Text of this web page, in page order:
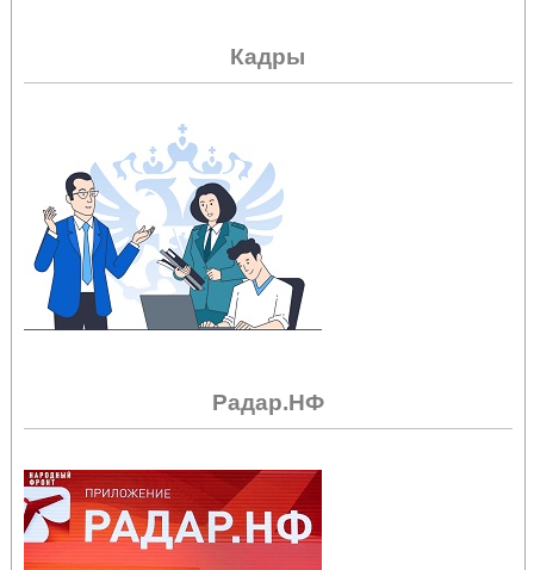
Кадры
Радар.НФ